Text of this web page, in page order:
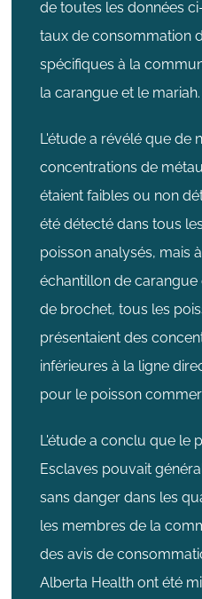
de toutes les données
taux de consommation
spécifiques à la
la carangue et le mariah.
L'étude a révélé que de
concentrations de
étaient faibles ou non
été détecté dans tous
poisson analysés, mais
échantillon de
de brochet, tous les
présentaient des
inférieures à la ligne
pour le poisson
L'étude a conclu que le
Esclaves pouvait
sans danger dans les
les membres de la
des avis de
Alberta Health ont été